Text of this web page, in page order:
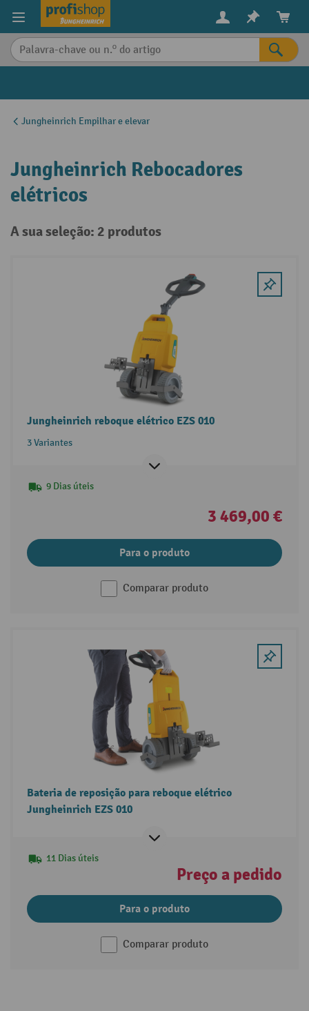
principal
Jungheinrich Empilhar e elevar
Jungheinrich Rebocadores
elétricos
A sua seleção: 2 produtos
Jungheinrich reboque elétrico EZS 010
3 Variantes
9 Dias úteis
3 469,00 €
Para o produto
Comparar produto
Bateria de reposição para reboque elétrico
Jungheinrich EZS 010
11 Dias úteis
Preço a pedido
Para o produto
Comparar produto